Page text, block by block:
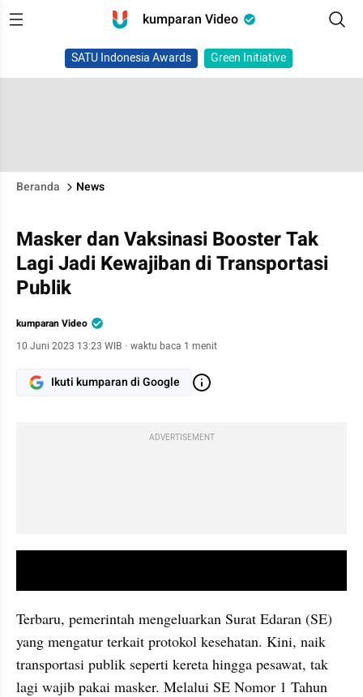
kumparan Video
SATU Indonesia Awards Green Initiative
Beranda News
Masker dan Vaksinasi Booster Tak
Lagi Jadi Kewajiban di Transportasi
Publik
kumparan Video
10 Juni 2023 13:23 WIB · waktu baca 1 menit
Ikuti kumparan di Google
ADVERTISEMENT
Terbaru, pemerintah mengeluarkan Surat Edaran (SE)
yang mengatur terkait protokol kesehatan. Kini, naik
transportasi publik seperti kereta hingga pesawat, tak
lagi wajib pakai masker. Melalui SE Nomor 1 Tahun